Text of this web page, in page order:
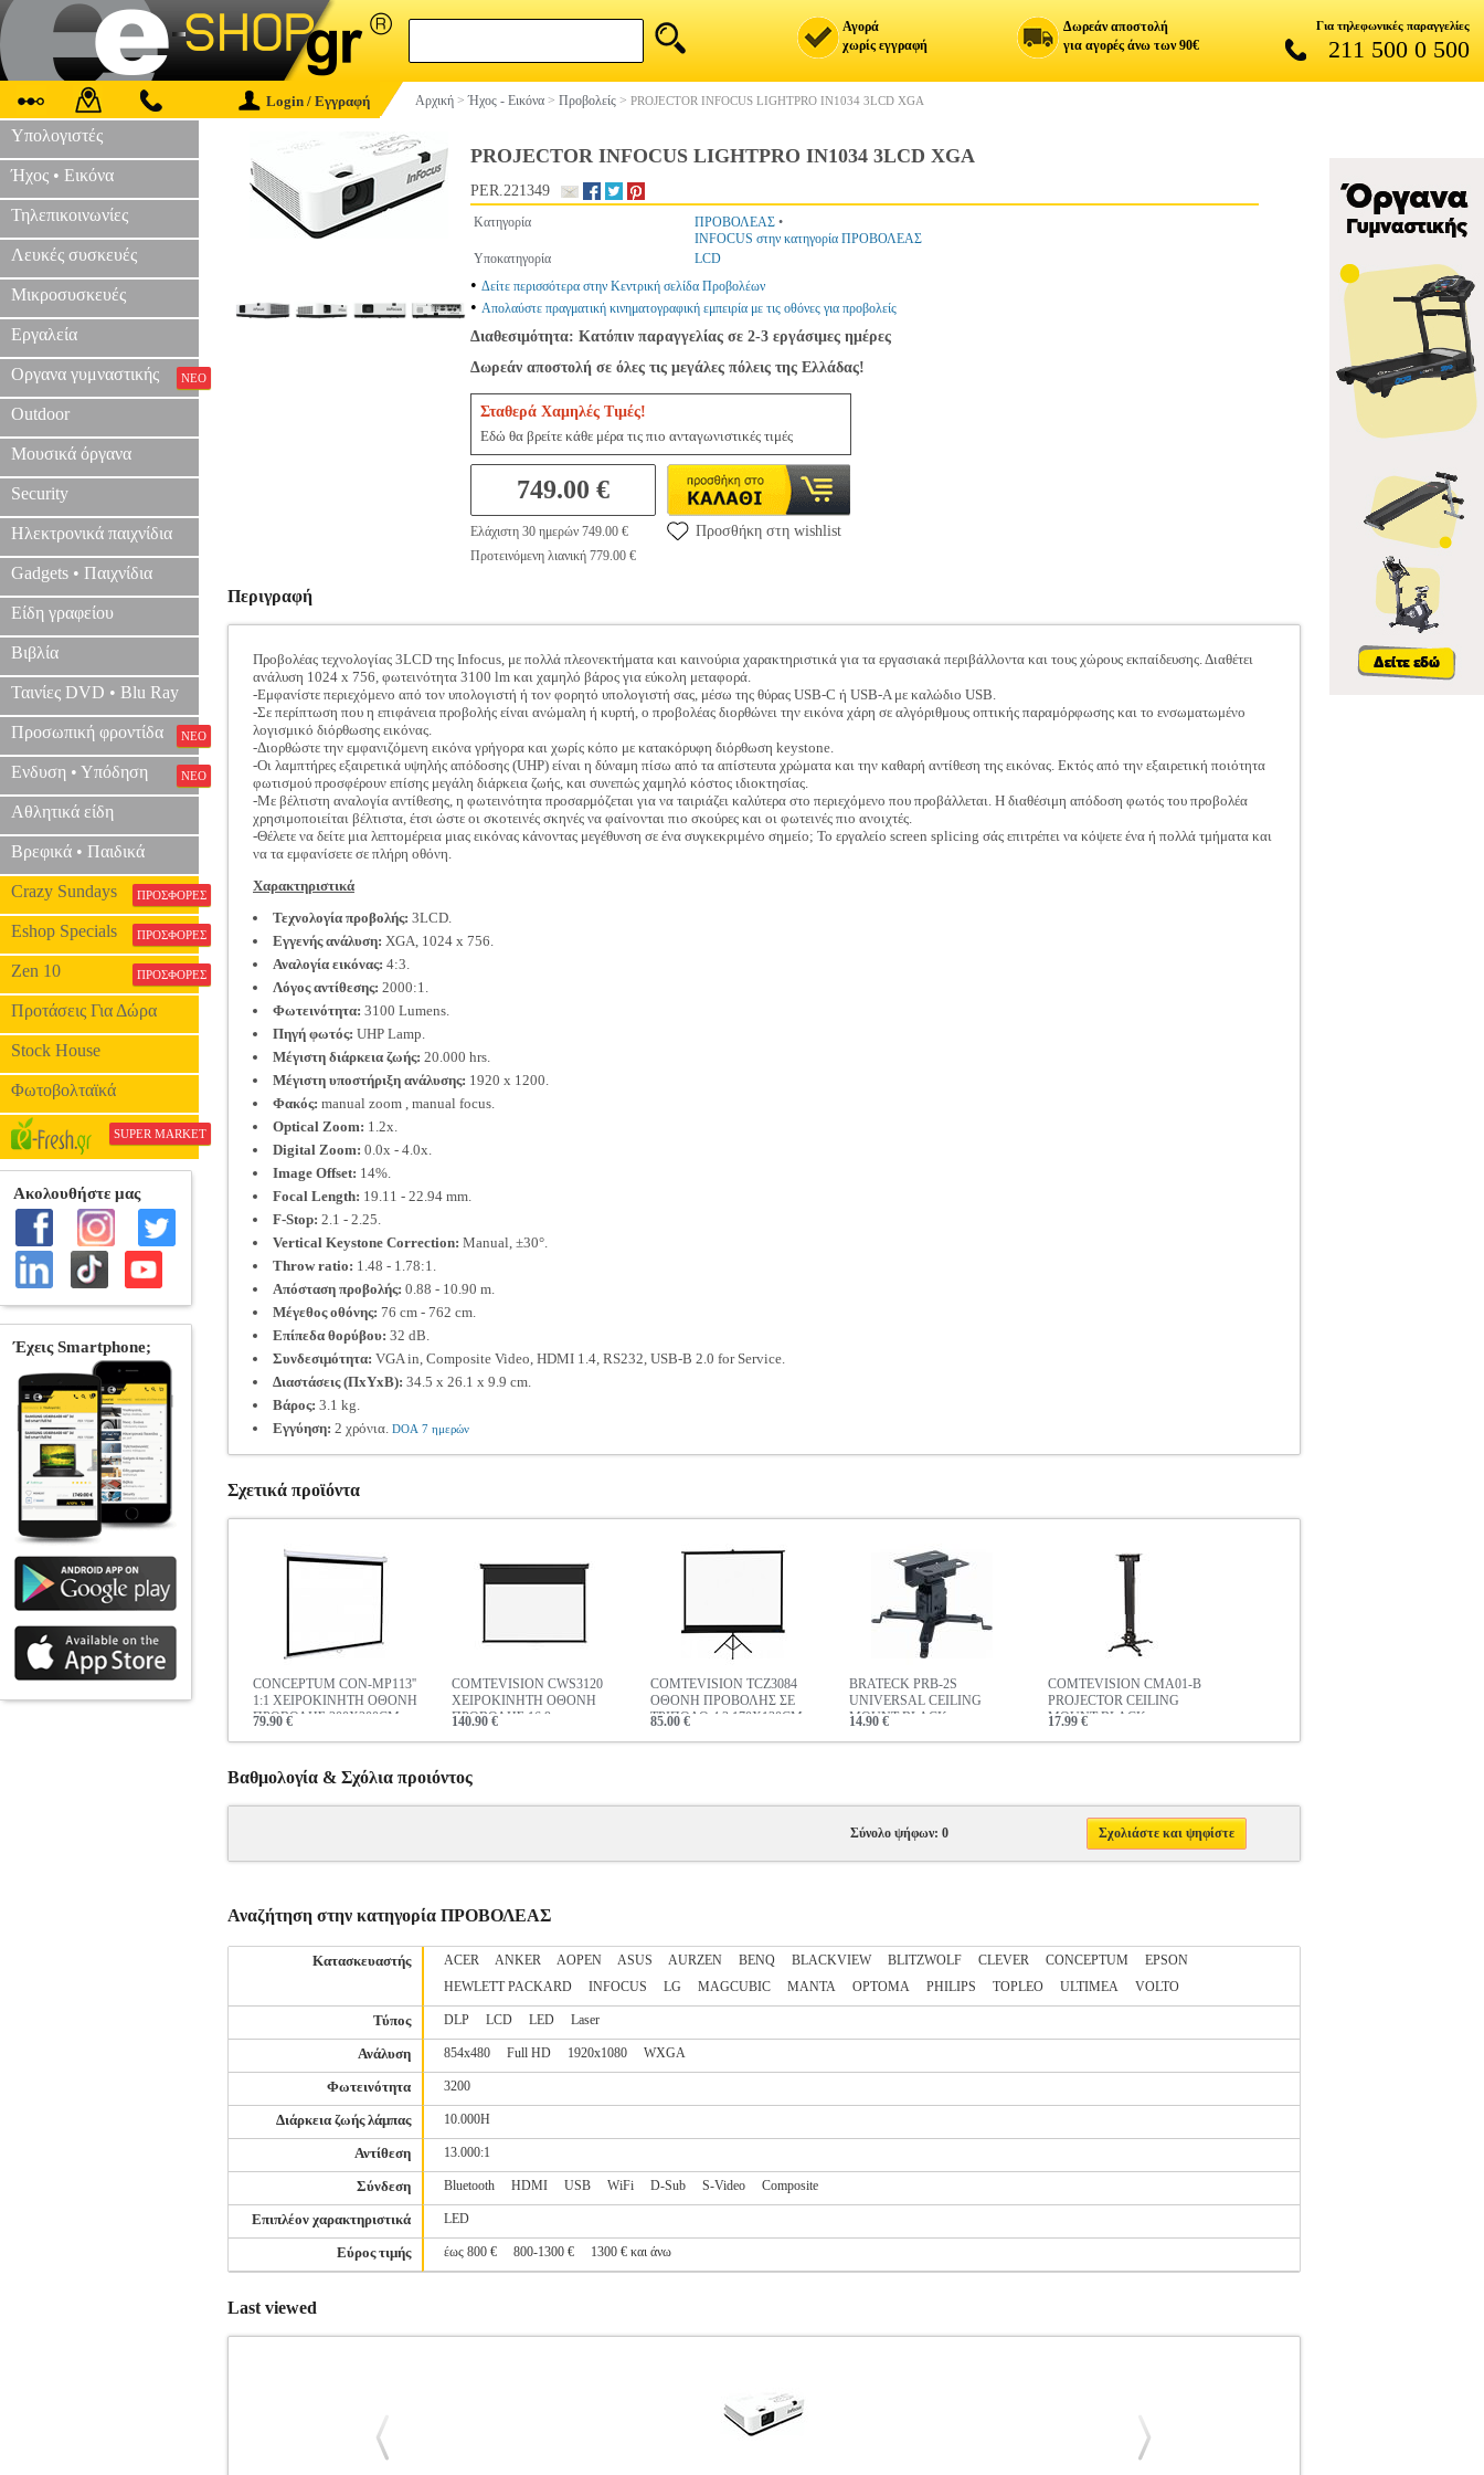
Αγορά
χωρίς εγγραφή
Δωρεάν αποστολή
για αγορές άνω των 90€
Για τηλεφωνικές παραγγελίες
211 500 0 500
Login / Εγγραφή Αρχική >Ήχος - Εικόνα > Προβολείς > PROJECTOR INFOCUS LIGHTPRO IN1034 3LCD XGA
Υπολογιστές
Ήχος • Εικόνα
Τηλεπικοινωνίες
Λευκές συσκευές
Μικροσυσκευές
Εργαλεία
Οργανα γυμναστικής ΝΕΟ
Outdoor
Μουσικά όργανα
Security
Ηλεκτρονικά παιχνίδια
Gadgets • Παιχνίδια
Είδη γραφείου
Βιβλία
Ταινίες DVD • Blu Ray
Προσωπική φροντίδα ΝΕΟ
Ενδυση • Υπόδηση ΝΕΟ
Αθλητικά είδη
Βρεφικά • Παιδικά
Crazy Sundays ΠΡΟΣΦΟΡΕΣ
Eshop Specials ΠΡΟΣΦΟΡΕΣ
Zen 10 ΠΡΟΣΦΟΡΕΣ
Προτάσεις Για Δώρα
Stock House
Φωτοβολταϊκά
SUPER MARKET
PROJECTOR INFOCUS LIGHTPRO IN1034 3LCD XGA
PER.221349
Κατηγορία ΠΡΟΒΟΛΕΑΣ •
INFOCUS στην κατηγορία ΠΡΟΒΟΛΕΑΣ
Υποκατηγορία
LCD
• Δείτε περισσότερα στην Κεντρική σελίδα Προβολέων
• Απολαύστε πραγματική κινηματογραφική εμπειρία με τις οθόνες για προβολείς
Διαθεσιμότητα: Κατόπιν παραγγελίας σε 2-3 εργάσιμες ημέρες
Δωρεάν αποστολή σε όλες τις μεγάλες πόλεις της Ελλάδας!
Σταθερά Χαμηλές Τιμές!
Εδώ θα βρείτε κάθε μέρα τις πιο ανταγωνιστικές τιμές
749.00 €
Ελάχιστη 30 ημερών 749.00 €
Προτεινόμενη λιανική 779.00 €
Προσθήκη στη wishlist
Περιγραφή
Προβολέας τεχνολογίας 3LCD της Infocus, με πολλά πλεονεκτήματα και καινούρια χαρακτηριστικά για τα εργασιακά περιβάλλοντα και τους χώρους εκπαίδευσης. Διαθέτει
ανάλυση 1024 x 756, φωτεινότητα 3100 lm και χαμηλό βάρος για εύκολη μεταφορά.
-Εμφανίστε περιεχόμενο από τον υπολογιστή ή τον φορητό υπολογιστή σας, μέσω της θύρας USB-C ή USB-A με καλώδιο USB.
-Σε περίπτωση που η επιφάνεια προβολής είναι ανώμαλη ή κυρτή, ο προβολέας διορθώνει την εικόνα χάρη σε αλγόριθμους οπτικής παραμόρφωσης και το ενσωματωμένο
λογισμικό διόρθωσης εικόνας.
-Διορθώστε την εμφανιζόμενη εικόνα γρήγορα και χωρίς κόπο με κατακόρυφη διόρθωση keystone.
-Οι λαμπτήρες εξαιρετικά υψηλής απόδοσης (UHP) είναι η δύναμη πίσω από τα απίστευτα χρώματα και την καθαρή αντίθεση της εικόνας. Εκτός από την εξαιρετική ποιότητα
φωτισμού προσφέρουν επίσης μεγάλη διάρκεια ζωής, και συνεπώς χαμηλό κόστος ιδιοκτησίας.
-Με βέλτιστη αναλογία αντίθεσης, η φωτεινότητα προσαρμόζεται για να ταιριάζει καλύτερα στο περιεχόμενο που προβάλλεται. Η διαθέσιμη απόδοση φωτός του προβολέα
χρησιμοποιείται βέλτιστα, έτσι ώστε οι σκοτεινές σκηνές να φαίνονται πιο σκούρες και οι φωτεινές πιο ανοιχτές.
-Θέλετε να δείτε μια λεπτομέρεια μιας εικόνας κάνοντας μεγέθυνση σε ένα συγκεκριμένο σημείο; Το εργαλείο screen splicing σάς επιτρέπει να κόψετε ένα ή πολλά τμήματα και
να τα εμφανίσετε σε πλήρη οθόνη.
Χαρακτηριστικά
Τεχνολογία προβολής: 3LCD.
Εγγενής ανάλυση: XGA, 1024 x 756.
Αναλογία εικόνας: 4:3.
Λόγος αντίθεσης: 2000:1.
Φωτεινότητα: 3100 Lumens.
Πηγή φωτός: UHP Lamp.
Μέγιστη διάρκεια ζωής: 20.000 hrs.
Μέγιστη υποστήριξη ανάλυσης: 1920 x 1200.
Φακός: manual zoom , manual focus.
Optical Zoom: 1.2x.
Digital Zoom: 0.0x - 4.0x.
Image Offset: 14%.
Focal Length: 19.11 - 22.94 mm.
F-Stop: 2.1 - 2.25.
Vertical Keystone Correction: Manual, ±30°.
Throw ratio: 1.48 - 1.78:1.
Απόσταση προβολής: 0.88 - 10.90 m.
Μέγεθος οθόνης: 76 cm - 762 cm.
Επίπεδα θορύβου: 32 dB.
Συνδεσιμότητα: VGA in, Composite Video, HDMI 1.4, RS232, USB-B 2.0 for Service.
Διαστάσεις (ΠxΥxΒ): 34.5 x 26.1 x 9.9 cm.
Βάρος: 3.1 kg.
Εγγύηση: 2 χρόνια. DOA 7 ημερών
Σχετικά προϊόντα
CONCEPTUM CON-MP113''
1:1 ΧΕΙΡΟΚΙΝΗΤΗ ΟΘΟΝΗ
ΠΡΟΒΟΛΗΣ 200X200CM
79.90 €
COMTEVISION CWS3120
ΧΕΙΡΟΚΙΝΗΤΗ ΟΘΟΝΗ
ΠΡΟΒΟΛΗΣ 16:9
140.90 €
COMTEVISION TCZ3084
ΟΘΟΝΗ ΠΡΟΒΟΛΗΣ ΣΕ
ΤΡΙΠΟΔΟ 4:3 170X130CM
85.00 €
BRATECK PRB-2S
UNIVERSAL CEILING
MOUNT BLACK
14.90 €
COMTEVISION CMA01-B
PROJECTOR CEILING
MOUNT BLACK
17.99 €
Βαθμολογία & Σχόλια προιόντος
Σύνολο ψήφων: 0 Σχολιάστε και ψηφίστε
Αναζήτηση στην κατηγορία ΠΡΟΒΟΛΕΑΣ
Κατασκευαστής ACER ANKER AOPEN ASUS AURZEN BENQ BLACKVIEW BLITZWOLF CLEVER CONCEPTUM
EPSON
HEWLETT PACKARD
INFOCUS LG MAGCUBIC MANTA OPTOMA PHILIPS TOPLEO ULTIMEA VOLTO
Τύπος DLP LCD LED Laser
Ανάλυση 854x480 Full HD 1920x1080 WXGA
Φωτεινότητα 3200
Διάρκεια ζωής λάμπας 10.000H
Αντίθεση 13.000:1
Σύνδεση Bluetooth HDMI USB WiFi D-Sub S-Video Composite
Επιπλέον χαρακτηριστικά LED
Εύρος τιμής έως 800 € 800-1300 € 1300 € και άνω
Last viewed